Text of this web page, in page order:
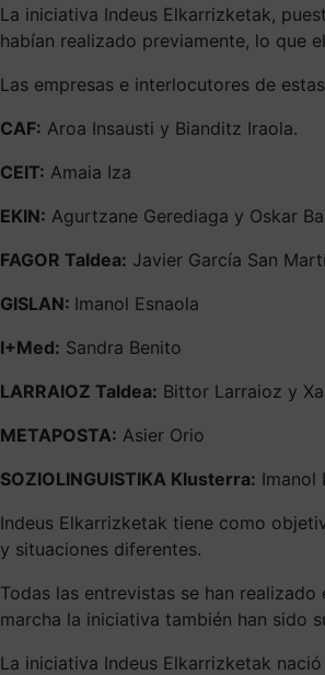
La iniciativa Indeus Elkarrizketak,
habían realizado previamente, lo que
Las empresas e interlocutores de
CAF: Aroa Insausti y Bianditz Iraola.
CEIT: Amaia Iza
EKIN: Agurtzane Gerediaga y Oskar
FAGOR Taldea: Javier García San
GISLAN: Imanol Esnaola
I+Med: Sandra Benito
LARRAIOZ Taldea: Bittor Larraioz y
METAPOSTA: Asier Orio
SOZIOLINGUISTIKA Klusterra: Imanol
Indeus Elkarrizketak tiene como
y situaciones diferentes.
Todas las entrevistas se han
marcha la iniciativa también han sido
La iniciativa Indeus Elkarrizketak